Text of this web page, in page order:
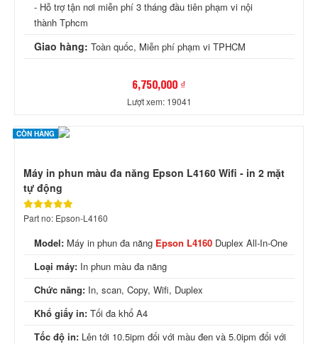
- Hỗ trợ tận nơi miễn phí 3 tháng đầu tiên phạm vi nội
thành Tphcm
Giao hàng: Toàn quốc, Miễn phí phạm vi TPHCM
6,750,000 ₫
Lượt xem: 19041
CÒN HÀNG
Máy in phun màu đa năng Epson L4160 Wifi - in 2 mặt
tự động
Part no: Epson-L4160
Model: Máy in phun đa năng Epson L4160 Duplex All-In-One
Loại máy: In phun màu đa năng
Chức năng: In, scan, Copy, Wifi, Duplex
Khổ giấy in: Tối đa khổ A4
Tốc độ in: Lên tới 10.5ipm đối với màu đen và 5.0ipm đối với